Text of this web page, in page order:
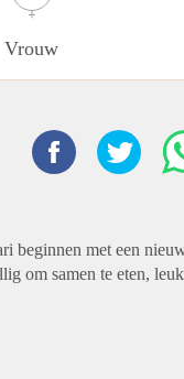
Vrouw
met een
om samen te eten,